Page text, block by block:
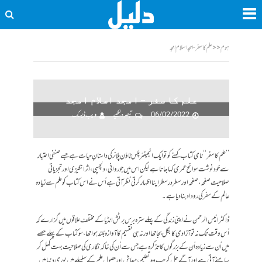
ہوم<<علم کا سفر - امجد اسلام امجد
علم کا سفر – امجد اسلام امجد
06/02/2022
تبصرہ لکھیے ویب ڈیسک
’’علم کا سفر‘‘ نامی کتاب کہنے کو تو ایک انجینئر پلس ٹاؤن پلانر کی داستانِ حیات ہے جسے صنفی اعتبار
سے خودنوشت سوانح عمری کہا جاتاہے لیکن اس میں جو روانی، دلچسپی، اثر انگیزی اور تجزیاتی
صلاحیت صفحہ ،صفحہ اور سطر در سطر اپنا اظہار کرتی نظر آتی ہے اُس نے اس کتاب کو علم سے زیادہ
عالم کے سفر کی روداد بنا دیا ہے ۔
ڈاکٹر انیس الرحمن نے اپنی زندگی کے پہلے سترہ برس برٹش انڈیا کے مختلف علاقوں میں گزارے کہ
اُس وقت تک نہ تو آزادی کا بگل بجا تھا اور نہ ہی تقسیم کا آوازہ بُلند ہوا تھا، سو کتاب کے پہلے حصے
میں اُن سے زیادہ اُن کے بزرگوں کا تذکرہ ہے جس سے اُن کی خاکہ نگاری کی صلاحیت بہت کھل کر